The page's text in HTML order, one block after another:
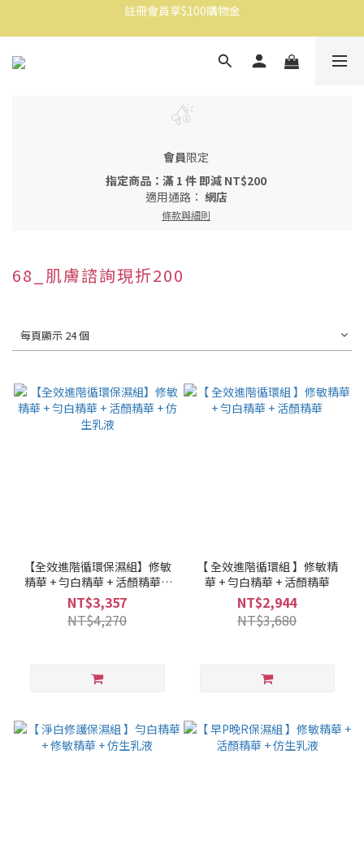
消費滿$1500免運
消費滿$1500免運
會員限定
指定商品：滿 1 件 即減 NT$200
適用通路： 網店
條款與細則
68_肌膚諮詢現折200
每頁顯示 24 個
【全效進階循環保濕組】修敏
精華 + 勻白精華 + 活顏精華 +
仿生乳液
NT$3,357
NT$4,270
【 全效進階循環組 】修敏精
華 + 勻白精華 + 活顏精華
NT$2,944
NT$3,680